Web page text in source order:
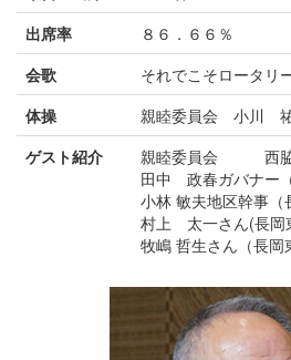
出席率
８６．６６％
会歌
それでこそロータリ
体操
親睦委員会 小川
ゲスト紹介
親睦委員会 西脇
田中 政春ガバナー
小林 敏夫地区幹事（
村上 太一さん(長岡
牧嶋 哲生さん（長岡